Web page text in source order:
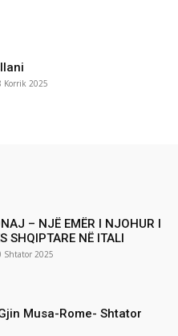
Korrik 2025
– NJË EMËR I NJOHUR I
SHQIPTARE NË ITALI
Shtator 2025
Musa-Rome- Shtator